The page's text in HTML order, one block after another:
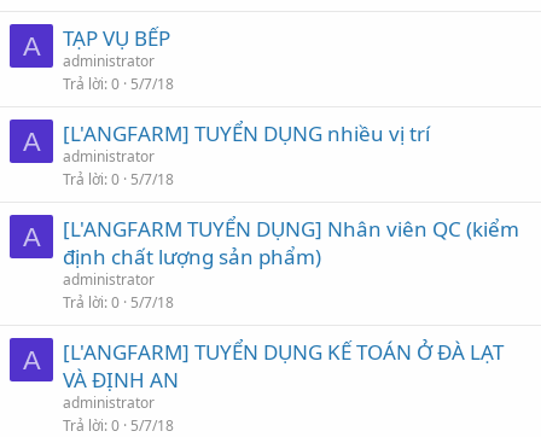
A TẠP VỤ BẾP
administrator
Trả lời 0 5/7/18
A [L'ANGFARM] TUYỂN DỤNG nhiều vị trí
administrator
Trả lời 0 5/7/18
A
[L'ANGFARM TUYỂN DỤNG] Nhân viên QC (kiểm
định chất lượng sản phẩm)
administrator
Trả lời 0 5/7/18
A
[L'ANGFARM] TUYỂN DỤNG KẾ TOÁN Ở ĐÀ LẠT
VÀ ĐỊNH AN
administrator
Trả lời 0 5/7/18